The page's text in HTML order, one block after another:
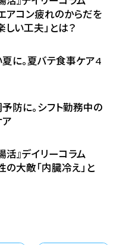
コン疲れのからだを
しい工夫」とは？
に。夏バテ食事ケア4
防に。シフト勤務中の
活』デイリーコラム
大敵「内臓冷え」と